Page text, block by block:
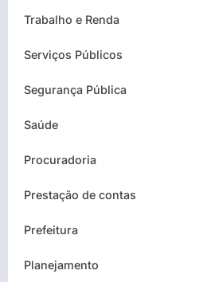
Trabalho e Renda
Serviços Públicos
Segurança Pública
Saúde
Procuradoria
Prestação de contas
Prefeitura
Planejamento